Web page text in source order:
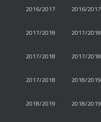
2016/2017 2016/2017
2017/2018 2017/2018
2017/2018 2017/2018
2017/2018 2018/2019
2018/2019 2018/2019